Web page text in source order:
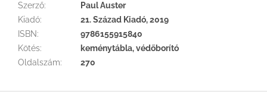
Szerző:
Paul Auster
Kiadó:
21. Század Kiadó, 2019
ISBN:
9786155915840
Kötés:
keménytábla, védőborító
Oldalszám: 270